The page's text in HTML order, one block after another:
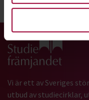
Dela:
Gå till
Vi är ett av Sveriges
utbud av studiecirklar,